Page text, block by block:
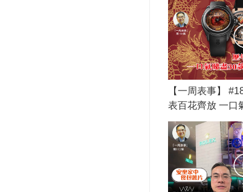
【一周表事】
表百花齊放 一口
表」！